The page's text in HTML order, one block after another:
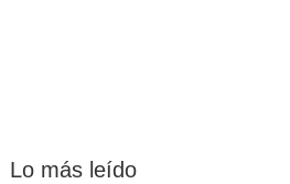
Lo más leído